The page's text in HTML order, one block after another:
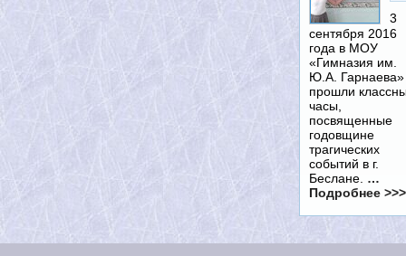
3
сентября 2016
года в МОУ
«Гимназия им.
Ю.А. Гарнаева»
прошли
часы,
посвященные
годовщине
трагических
событий в г.
Беслане. …
Подробнее >>>